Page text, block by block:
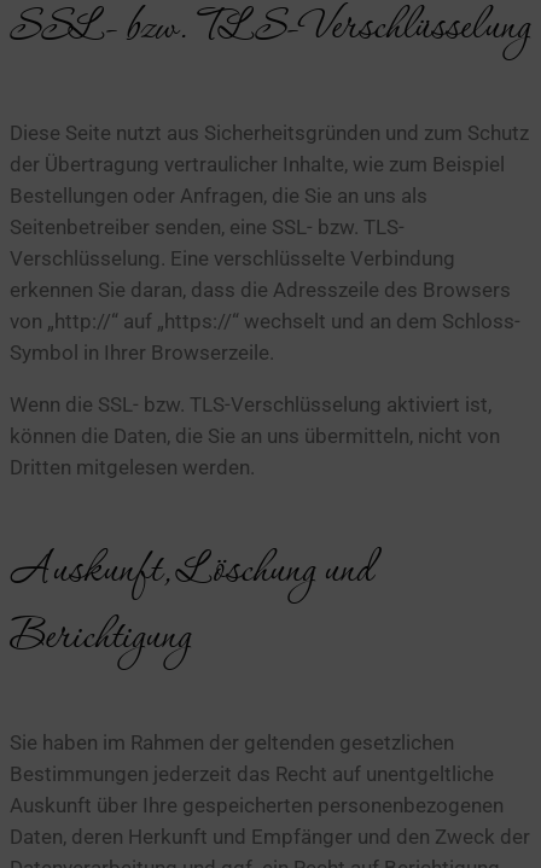
SSL- bzw. TLS-Verschlüsselung
Diese Seite nutzt aus Sicherheitsgründen und zum Schutz
der Übertragung vertraulicher Inhalte, wie zum Beispiel
Bestellungen oder Anfragen, die Sie an uns als
Seitenbetreiber senden, eine SSL- bzw. TLS-
Verschlüsselung. Eine verschlüsselte Verbindung
erkennen Sie daran, dass die Adresszeile des Browsers
von „http://“ auf „https://“ wechselt und an dem Schloss-
Symbol in Ihrer Browserzeile.
Wenn die SSL- bzw. TLS-Verschlüsselung aktiviert ist,
können die Daten, die Sie an uns übermitteln, nicht von
Dritten mitgelesen werden.
Auskunft, Löschung und
Berichtigung
Sie haben im Rahmen der geltenden gesetzlichen
Bestimmungen jederzeit das Recht auf unentgeltliche
Auskunft über Ihre gespeicherten personenbezogenen
Daten, deren Herkunft und Empfänger und den Zweck der